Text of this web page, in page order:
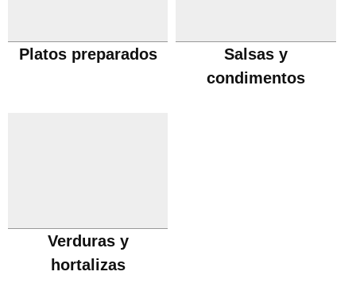
Platos preparados
Salsas y
condimentos
Verduras y
hortalizas